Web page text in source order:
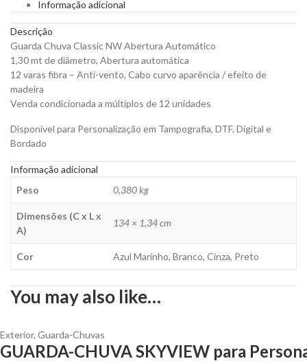
Anti-
para
Personalizar
quantity
Informação adicional
Descrição
Guarda Chuva Classic NW Abertura Automático
1,30 mt de diâmetro, Abertura automática
12 varas fibra – Anti-vento, Cabo curvo aparência / efeito de
madeira
Venda condicionada a múltiplos de 12 unidades
Disponível para Personalização em Tampografia, DTF, Digital e
Bordado
Informação adicional
Peso
0,380 kg
Dimensões (C x L x
A)
134 × 1,34 cm
Cor Azul Marinho, Branco, Cinza, Preto
You may also like…
Exterior, Guarda-Chuvas
GUARDA-CHUVA SKYVIEW para